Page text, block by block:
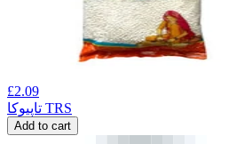
£2.09
تاپیوکا TRS
Add to cart